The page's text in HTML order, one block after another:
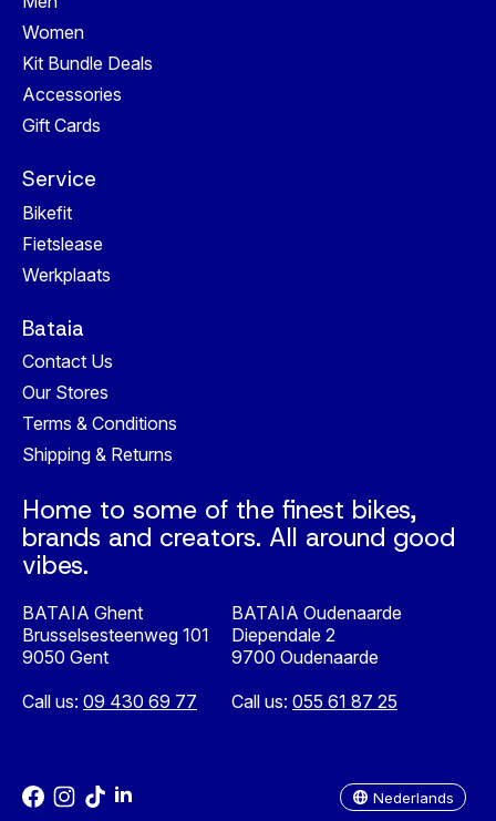
Women
Kit Bundle Deals
Accessories
Gift Cards
Service
Bikefit
Fietslease
Werkplaats
Bataia
Contact Us
Our Stores
Terms & Conditions
Shipping & Returns
Home to some of the finest bikes,
brands and creators. All around good
vibes.
BATAIA Ghent
Brusselsesteenweg 101
9050 Gent
Call us: 09 430 69 77
BATAIA Oudenaarde
Diependale 2
9700 Oudenaarde
Call us: 055 61 87 25
Nederlands
Nederlands